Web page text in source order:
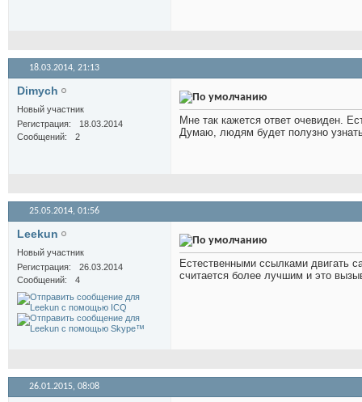
18.03.2014, 21:13
Dimych
Новый участник
Регистрация
18.03.2014
Сообщений
2
Мне так кажется ответ очевиден.
Думаю, людям будет полузно
25.05.2014, 01:56
Leekun
Новый участник
Регистрация
26.03.2014
Сообщений
4
Естественными ссылками двигать
считается более лучшим и это
26.01.2015, 08:08